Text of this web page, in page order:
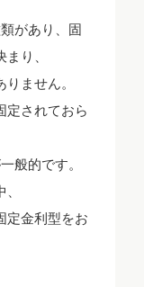
があり、固
り、
ません。
定されておら
般的です。
定金利型をお